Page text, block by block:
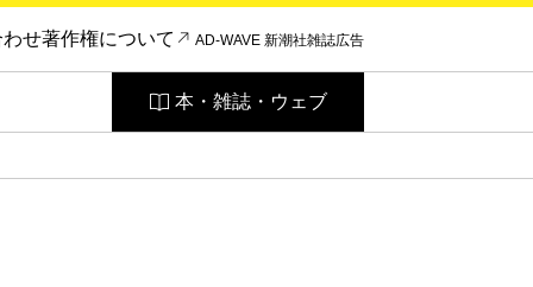
わせ著作権について AD-WAVE 新潮社雑誌広告
本・雑誌・ウェブ